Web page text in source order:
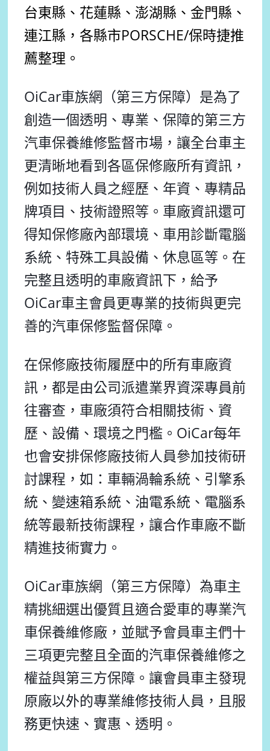
台東縣、花蓮縣、澎湖縣、金門縣、
連江縣，各縣市PORSCHE/保時捷推
薦整理。
OiCar車族網（第三方保障）是為了
創造一個透明、專業、保障的第三方
汽車保養維修監督市場，讓全台車主
更清晰地看到各區保修廠所有資訊，
例如技術人員之經歷、年資、專精品
牌項目、技術證照等。車廠資訊還可
得知保修廠內部環境、車用診斷電腦
系統、特殊工具設備、休息區等。在
完整且透明的車廠資訊下，給予
OiCar車主會員更專業的技術與更完
善的汽車保修監督保障。
在保修廠技術履歷中的所有車廠資
訊，都是由公司派遣業界資深專員前
往審查，車廠須符合相關技術、資
歷、設備、環境之門檻。OiCar每年
也會安排保修廠技術人員參加技術研
討課程，如：車輛渦輪系統、引擎系
統、變速箱系統、油電系統、電腦系
統等最新技術課程，讓合作車廠不斷
精進技術實力。
OiCar車族網（第三方保障）為車主
精挑細選出優質且適合愛車的專業汽
車保養維修廠，並賦予會員車主們十
三項更完整且全面的汽車保養維修之
權益與第三方保障。讓會員車主發現
原廠以外的專業維修技術人員，且服
務更快速、 實惠、透明。